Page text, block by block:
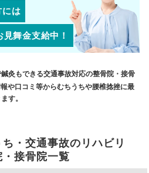
には
見舞金支給中！
灸もできる交通事故対応の整骨院・接骨
や口コミ等からむちうちや腰椎捻挫に最
す。
・交通事故のリハビリ
接骨院一覧